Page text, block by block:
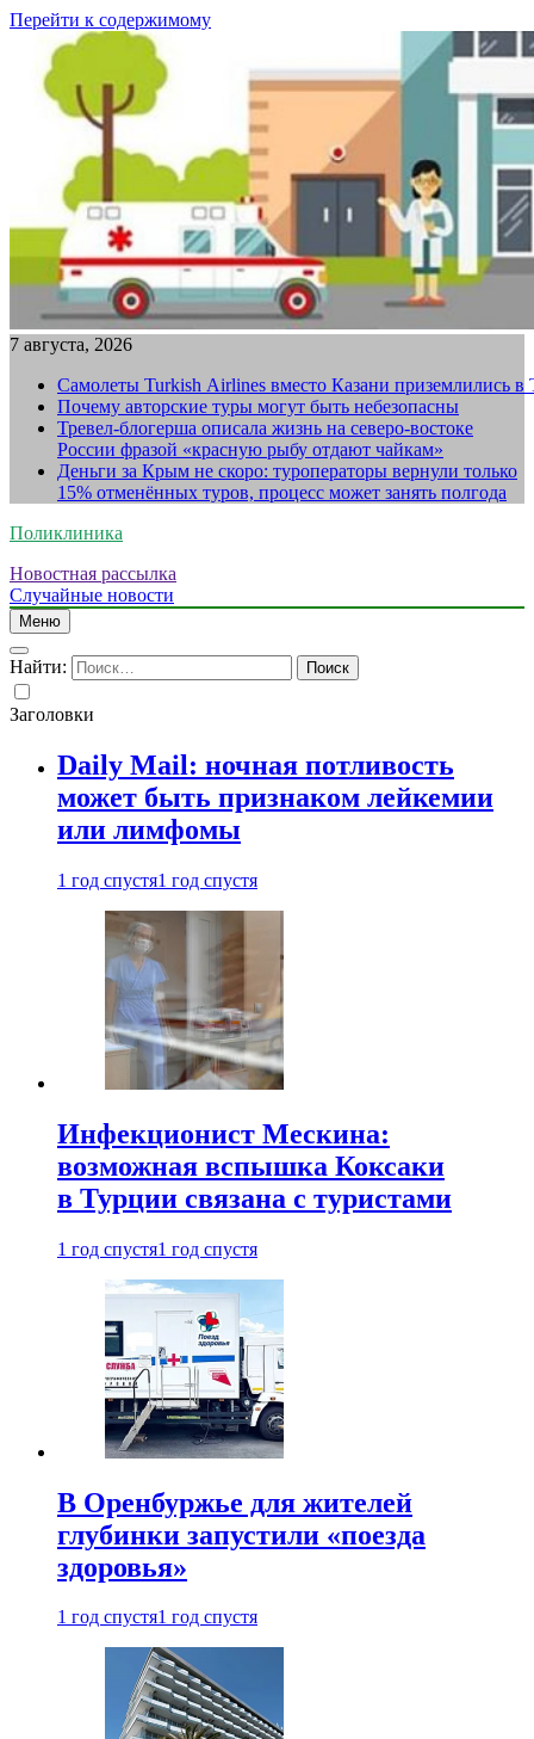
Перейти к содержимому
7 августа, 2026
Самолеты Turkish Airlines вместо Казани приземлились в
Почему авторские туры могут быть небезопасны
Тревел-блогерша описала жизнь на северо-востоке
России фразой «красную рыбу отдают чайкам»
Деньги за Крым не скоро: туроператоры вернули только
15% отменённых туров, процесс может занять полгода
Поликлиника
Новостная рассылка
Случайные новости
Меню
Найти:
Заголовки
Daily Mail: ночная потливость
может быть признаком лейкемии
или лимфомы
1 год спустя1 год спустя
Инфекционист Мескина:
возможная вспышка Коксаки
в Турции связана с туристами
1 год спустя1 год спустя
В Оренбуржье для жителей
глубинки запустили «поезда
здоровья»
1 год спустя1 год спустя